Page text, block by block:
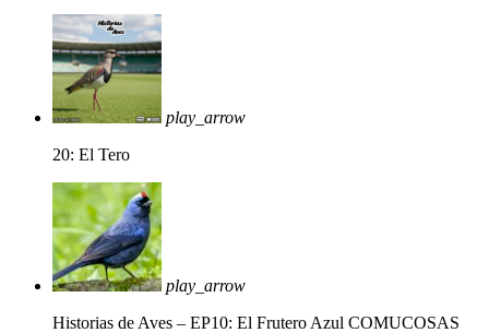
play_arrow
20: El Tero
play_arrow
Historias de Aves – EP10: El Frutero Azul COMUCOSAS